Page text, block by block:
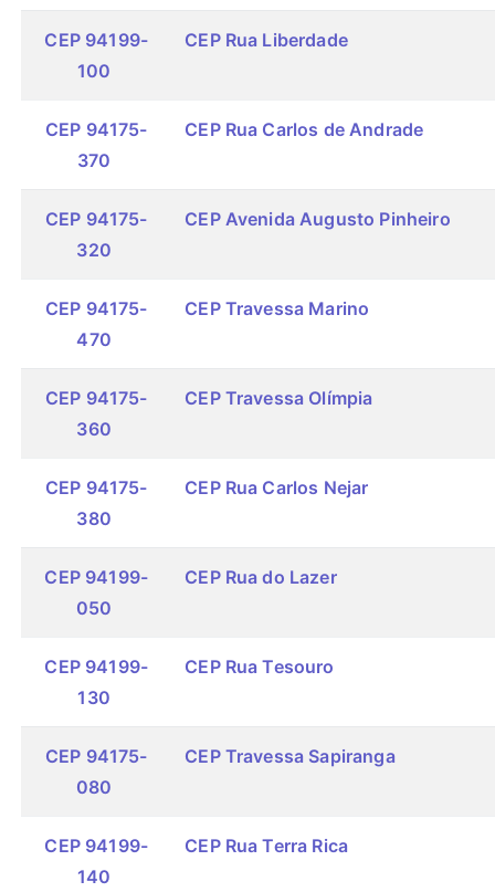
CEP 94199-
100
CEP Rua Liberdade
CEP 94175-
370
CEP Rua Carlos de Andrade
CEP 94175-
320
CEP Avenida Augusto Pinheiro
CEP 94175-
470
CEP Travessa Marino
CEP 94175-
360
CEP Travessa Olímpia
CEP 94175-
380
CEP Rua Carlos Nejar
CEP 94199-
050
CEP Rua do Lazer
CEP 94199-
130
CEP Rua Tesouro
CEP 94175-
080
CEP Travessa Sapiranga
CEP 94199-
140
CEP Rua Terra Rica